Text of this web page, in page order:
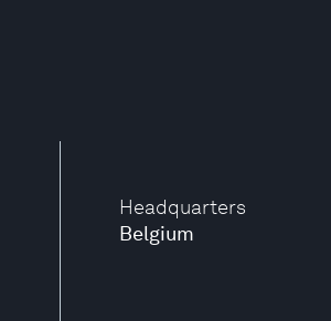
Headquarters
Belgium